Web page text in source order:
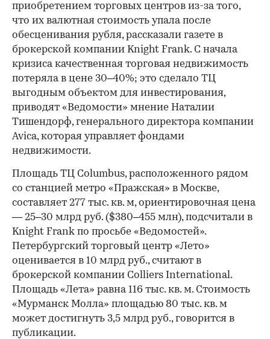
приобретением торговых центров из-за того,
что их валютная стоимость упала после
обесценивания рубля, рассказали газете в
брокерской компании Knight Frank. С начала
кризиса качественная торговая недвижимость
потеряла в цене 30–40%; это сделало ТЦ
выгодным объектом для инвестирования,
приводят «Ведомости» мнение Наталии
Тишендорф, генерального директора компании
Avica, которая управляет фондами
недвижимости.
Площадь ТЦ Columbus, расположенного рядом
со станцией метро «Пражская» в Москве,
составляет 277 тыс. кв. м, ориентировочная цена
— 25–30 млрд руб. ($380–455 млн), подсчитали в
Knight Frank по просьбе «Ведомостей».
Петербургский торговый центр «Лето»
оценивается в 10 млрд руб., считают в
брокерской компании Colliers International.
Площадь «Лета» равна 116 тыс. кв. м. Стоимость
«Мурманск Молла» площадью 80 тыс. кв. м
может достигнуть 3,5 млрд руб., говорится в
публикации.